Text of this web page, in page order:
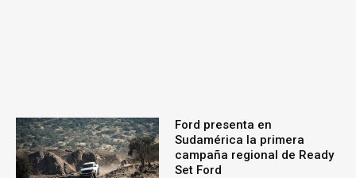
Ford presenta en
Sudamérica la primera
campaña regional de Ready
Set Ford